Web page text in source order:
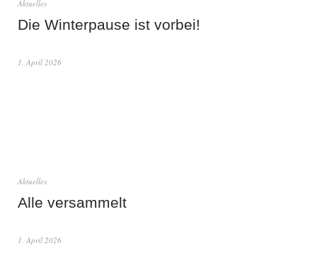
Aktuelles
Die Winterpause ist vorbei!
1. April 2026
Aktuelles
Alle versammelt
1. April 2026